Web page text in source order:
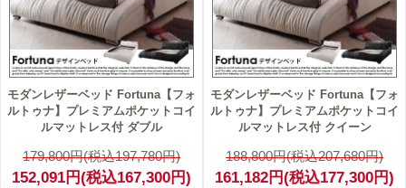
モダンレザーベッド Fortuna【フォ
ルトゥナ】プレミアムポケットコイ
ルマットレス付 ダブル
179,800円(税込197,780円)
152,091円(税込167,300円)
モダンレザーベッド Fortuna【フォ
ルトゥナ】プレミアムポケットコイ
ルマットレス付 クイーン
188,800円(税込207,680円)
161,182円(税込177,300円)